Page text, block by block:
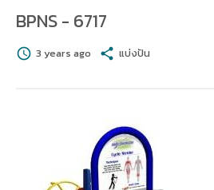
BPNS - 6717
schedule 3 years ago share แบ่งปัน